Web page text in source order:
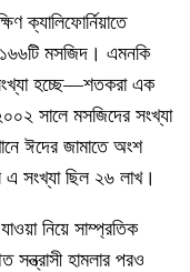
ক্যালিফোর্নিয়াতে
১৬৬টি মসজিদ। এমনকি
হচ্ছে—শতকরা এক
সালে মসজিদের সংখ্যা
ঈদের জামাতে অংশ
এ সংখ্যা ছিল ২৬ লাখ।
নিয়ে সাম্প্রতিক
সন্ত্রাসী হামলার পরও